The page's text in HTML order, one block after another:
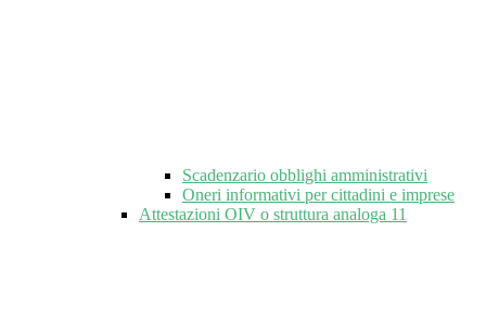
Scadenzario obblighi amministrativi
Oneri informativi per cittadini e imprese
Attestazioni OIV o struttura analoga 11